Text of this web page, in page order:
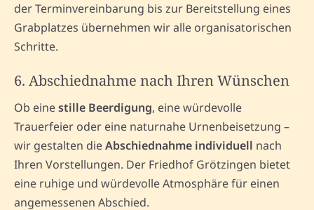
der Terminvereinbarung bis zur Bereitstellung eines
Grabplatzes übernehmen wir alle organisatorischen
Schritte.
6. Abschiednahme nach Ihren Wünschen
Ob einestille Beerdigung, eine würdevolle
Trauerfeier oder eine naturnahe Urnenbeisetzung –
wir gestalten dieAbschiednahme individuell nach
Ihren Vorstellungen. Der Friedhof Grötzingen bietet
eine ruhige und würdevolle Atmosphäre für einen
angemessenen Abschied.